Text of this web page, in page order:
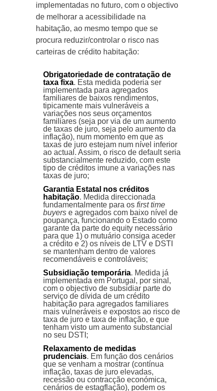
implementadas no futuro, com o objectivo
de melhorar a acessibilidade na
habitação, ao mesmo tempo que se
procura reduzir/controlar o risco nas
carteiras de crédito habitação:
Obrigatoriedade de contratação de
taxa fixa. Esta medida poderia ser
implementada para agregados
familiares de baixos rendimentos,
tipicamente mais vulneráveis a
variações nos seus orçamentos
familiares (seja por via de um aumento
de taxas de juro, seja pelo aumento da
inflação), num momento em que as
taxas de juro estejam num nível inferior
ao actual. Assim, o risco de default seria
substancialmente reduzido, com este
tipo de créditos imune a variações nas
taxas de juro;
Garantia Estatal nos créditos
habitação. Medida direccionada
fundamentalmente para os first time
buyers e agregados com baixo nível de
poupança, funcionando o Estado como
garante da parte do equity necessário
para que 1) o mutuário consiga aceder
a crédito e 2) os níveis de LTV e DSTI
se mantenham dentro de valores
recomendáveis e controláveis;
Subsidiação temporária. Medida já
implementada em Portugal, por sinal,
com o objectivo de subsidiar parte do
serviço de dívida de um crédito
habitação para agregados familiares
mais vulneráveis e expostos ao risco de
taxa de juro e taxa de inflação, e que
tenham visto um aumento substancial
no seu DSTI;
Relaxamento de medidas
prudenciais. Em função dos cenários
que se venham a mostrar (contínua
inflação, taxas de juro elevadas,
recessão ou contracção económica,
cenários de estagflação), podem os